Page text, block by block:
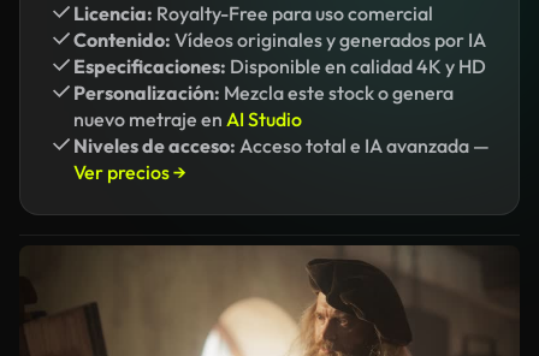
Licencia: Royalty-Free para uso comercial
Contenido: Vídeos originales y generados por IA
Especificaciones: Disponible en calidad 4K y HD
Personalización: Mezcla este stock o genera
nuevo metraje en AI Studio
Niveles de acceso: Acceso total e IA avanzada —
Ver precios →